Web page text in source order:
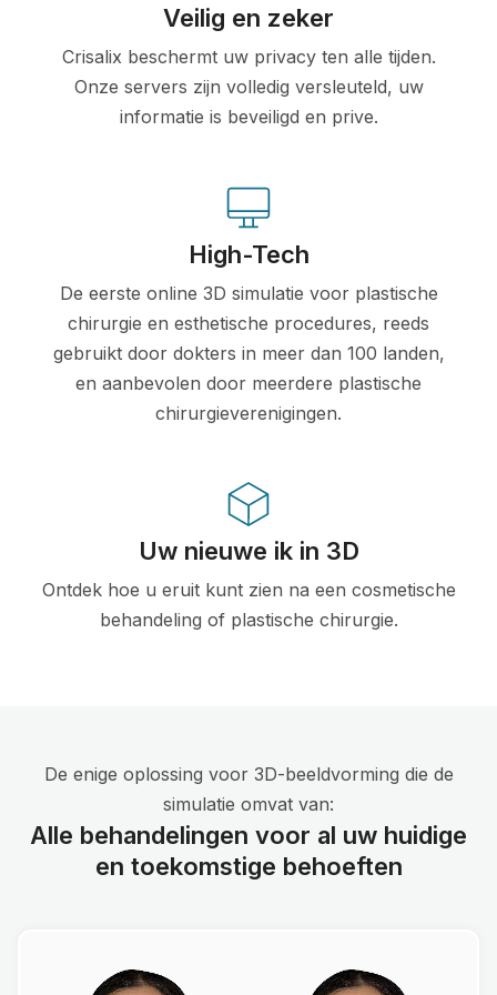
Veilig en zeker
Crisalix beschermt uw privacy ten alle tijden.
Onze servers zijn volledig versleuteld, uw
informatie is beveiligd en prive.
High-Tech
De eerste online 3D simulatie voor plastische
chirurgie en esthetische procedures, reeds
gebruikt door dokters in meer dan 100 landen,
en aanbevolen door meerdere plastische
chirurgieverenigingen.
Uw nieuwe ik in 3D
Ontdek hoe u eruit kunt zien na een cosmetische
behandeling of plastische chirurgie.
De enige oplossing voor 3D-beeldvorming die de
simulatie omvat van:
Alle behandelingen voor al uw huidige
en toekomstige behoeften